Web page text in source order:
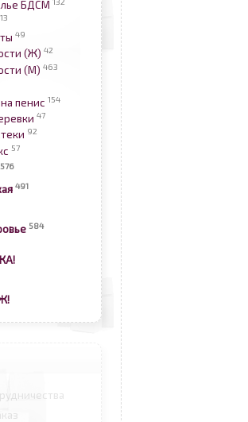
БДСМ
49
(Ж) 42
(М) 463
пенис 154
47
92
57
576
491
584